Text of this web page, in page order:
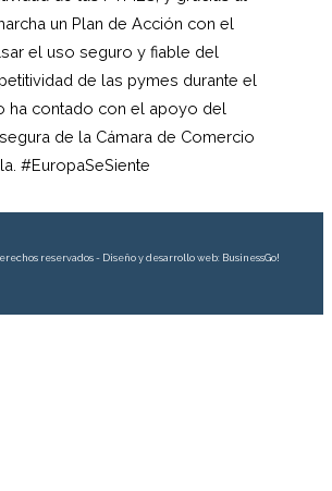
un Plan de Acción con el
el uso seguro y fiable del
de las pymes durante el
ha contado con el apoyo del
de la Cámara de Comercio
#EuropaSeSiente
reservados - Diseño y desarrollo web: BusinessGo!